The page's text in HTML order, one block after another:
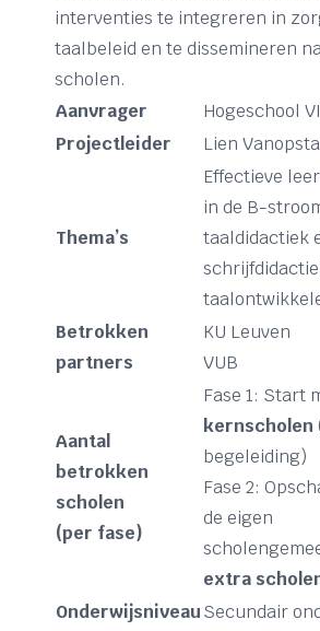
interventies te integreren in
taalbeleid en te dissemineren
scholen.
Aanvrager
Hogeschool
Projectleider
Lien
Thema’s
Effectieve
in de B-
taaldidactiek
Betrokken
partners
KU Leuven
VUB
Aantal
betrokken
scholen
(per fase)
Fase 1: Start
kernscholen
begeleiding)
Fase 2:
de eigen
extra
OnderwijsniveauSecundair